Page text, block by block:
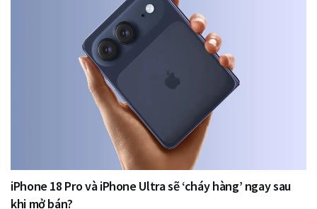
iPhone 18 Pro và iPhone Ultra sẽ ‘cháy hàng’ ngay sau
khi mở bán?